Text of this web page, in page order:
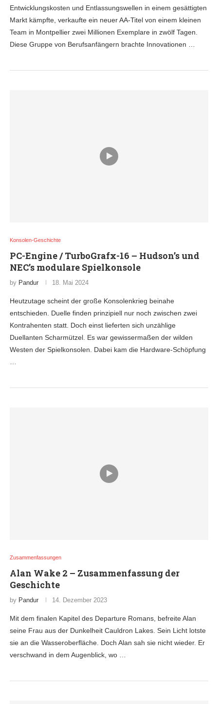
Entwicklungskosten und Entlassungswellen in einem gesättigten
Markt kämpfte, verkaufte ein neuer AA-Titel von einem kleinen
Team in Montpellier zwei Millionen Exemplare in zwölf Tagen.
Diese Gruppe von Berufsanfängern brachte Innovationen …
Konsolen-Geschichte
PC-Engine / TurboGrafx-16 – Hudson’s und
NEC’s modulare Spielkonsole
by Pandur 18. Mai 2024
Heutzutage scheint der große Konsolenkrieg beinahe
entschieden. Duelle finden prinzipiell nur noch zwischen zwei
Kontrahenten statt. Doch einst lieferten sich unzählige
Duellanten Scharmützel. Es war gewissermaßen der wilden
Westen der Spielkonsolen. Dabei kam die Hardware-Schöpfung
Zusammenfassungen
Alan Wake 2 – Zusammenfassung der
Geschichte
by Pandur 14. Dezember 2023
Mit dem finalen Kapitel des Departure Romans, befreite Alan
seine Frau aus der Dunkelheit Cauldron Lakes. Sein Licht lotste
sie an die Wasseroberfläche. Doch Alan sah sie nicht wieder. Er
verschwand in dem Augenblick, wo …